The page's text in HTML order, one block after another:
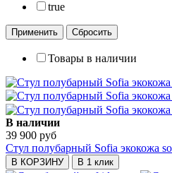
true
Применить Сбросить
Товары в наличии
В наличии
39 900 руб
Стул полубарный Sofia экокожа
В КОРЗИНУ В 1 клик